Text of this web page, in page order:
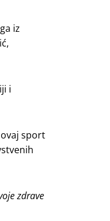
iz
i
sport
zdrave